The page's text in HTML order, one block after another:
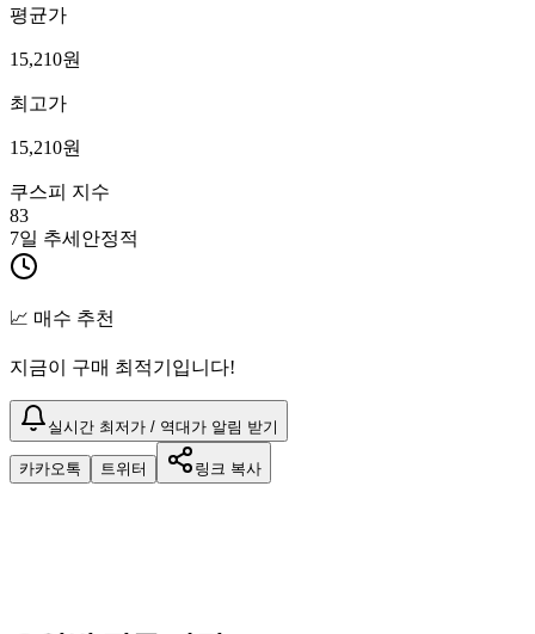
평균가
15,210원
최고가
15,210원
쿠스피 지수
83
7일 추세 안정적
📈 매수 추천
지금이 구매 최적기입니다!
실시간 최저가 / 역대가 알림 받기
카카오톡 트위터 링크 복사